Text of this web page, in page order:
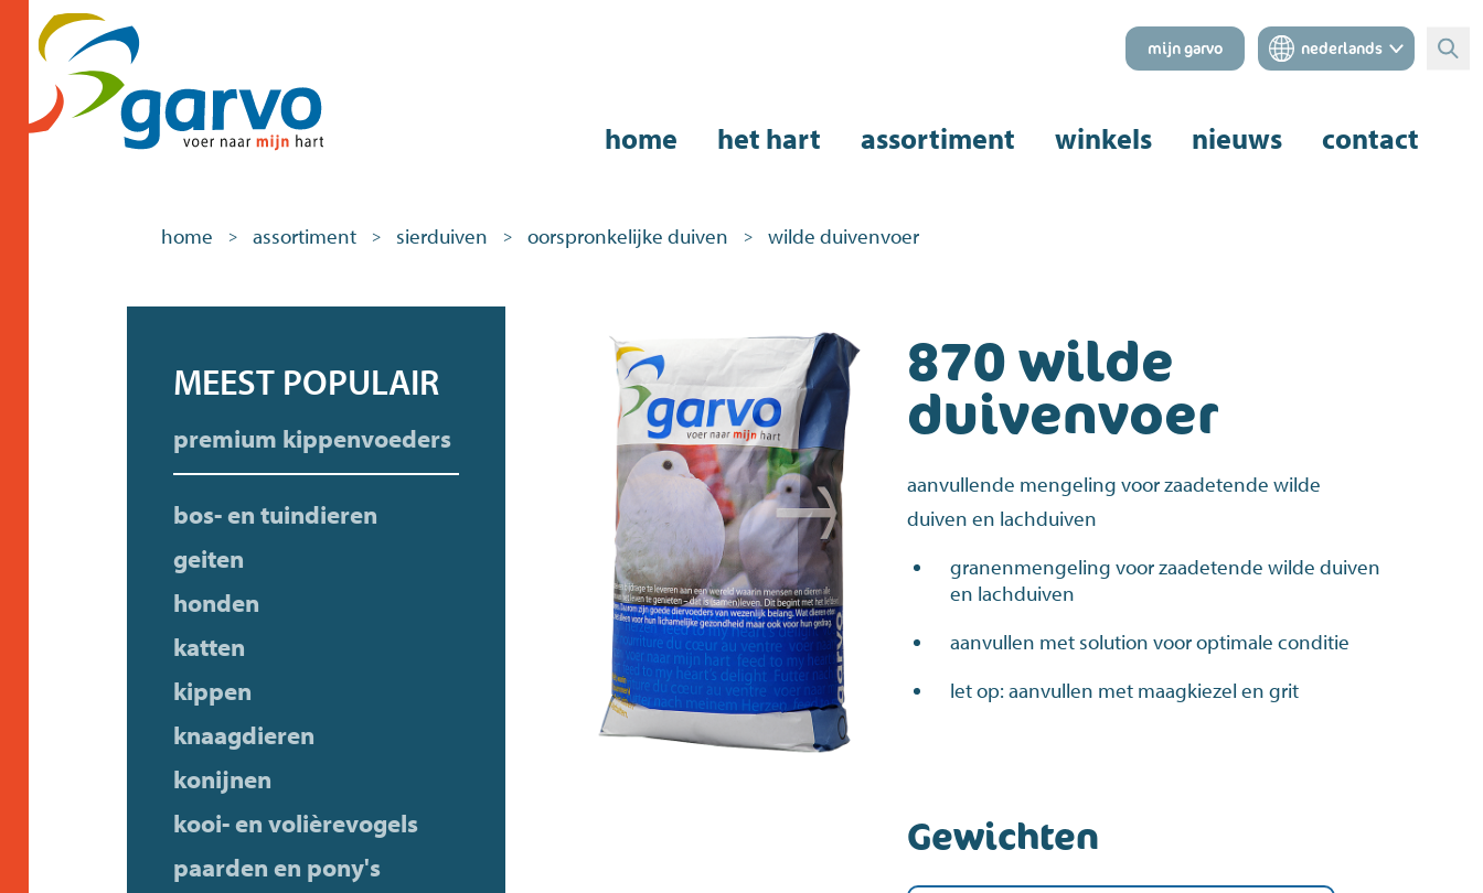
mijn garvo nederlands
home het hart assortiment winkels nieuws contact
home > assortiment > sierduiven > oorspronkelijke duiven > wilde duivenvoer
MEEST POPULAIR
premium kippenvoeders
bos- en tuindieren
geiten
honden
katten
kippen
knaagdieren
konijnen
kooi- en volièrevogels
paarden en pony's
870 wilde
duivenvoer
aanvullende mengeling voor zaadetende wilde
duiven en lachduiven
granenmengeling voor zaadetende wilde duiven
en lachduiven
aanvullen met solution voor optimale conditie
let op: aanvullen met maagkiezel en grit
Gewichten